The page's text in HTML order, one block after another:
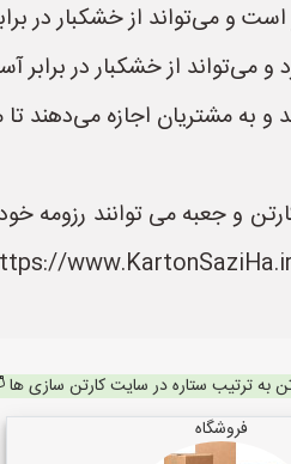
است و می‌تواند از خشکبار در
می‌تواند از خشکبار در
مشتریان اجازه می‌دهند تا
جعبه می توانند رزومه خود
به ترتیب ستاره در سایت کارتن سازی ها
فروشگاه